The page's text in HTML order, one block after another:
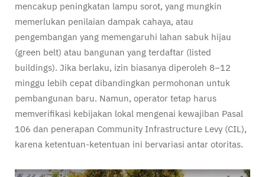
mencakup peningkatan lampu sorot, yang mungkin
memerlukan penilaian dampak cahaya, atau
pengembangan yang memengaruhi lahan sabuk hijau
(green belt) atau bangunan yang terdaftar (listed
buildings). Jika berlaku, izin biasanya diperoleh 8–12
minggu lebih cepat dibandingkan permohonan untuk
pembangunan baru. Namun, operator tetap harus
memverifikasi kebijakan lokal mengenai kewajiban Pasal
106 dan penerapan Community Infrastructure Levy (CIL),
karena ketentuan-ketentuan ini bervariasi antar otoritas.